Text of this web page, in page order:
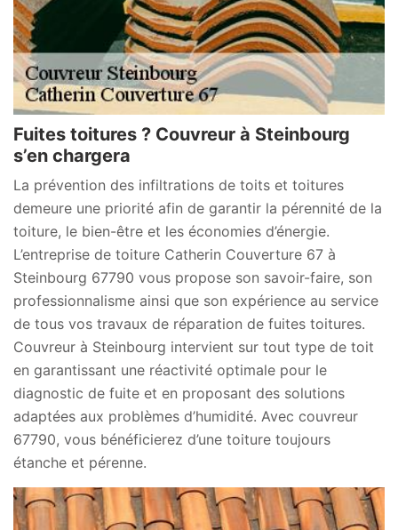
Fuites toitures ? Couvreur à Steinbourg
s’en chargera
La prévention des infiltrations de toits et toitures
demeure une priorité afin de garantir la pérennité de la
toiture, le bien-être et les économies d’énergie.
L’entreprise de toiture Catherin Couverture 67 à
Steinbourg 67790 vous propose son savoir-faire, son
professionnalisme ainsi que son expérience au service
de tous vos travaux de réparation de fuites toitures.
Couvreur à Steinbourg intervient sur tout type de toit
en garantissant une réactivité optimale pour le
diagnostic de fuite et en proposant des solutions
adaptées aux problèmes d’humidité. Avec couvreur
67790, vous bénéficierez d’une toiture toujours
étanche et pérenne.